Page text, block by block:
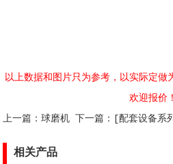
以上数据和图片只为参考，以实际定做
欢迎报价！
上一篇：球磨机 下一篇： [配套设备系
相关产品